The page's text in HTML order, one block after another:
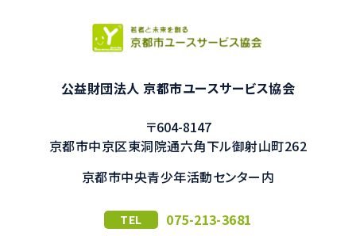
公益財団法人 京都市ユースサービス協会
〒604-8147
京都市中京区東洞院通六角下ル御射山町262
京都市中央青少年活動センター内
TEL 075-213-3681